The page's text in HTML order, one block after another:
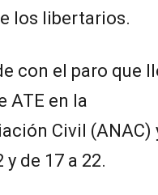
los libertarios.
con el paro que
ATE en la
Civil (ANAC)
de 17 a 22.